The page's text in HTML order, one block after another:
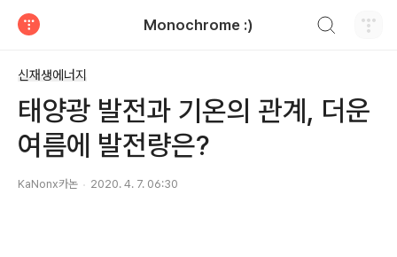
Monochrome :)
신재생에너지
태양광 발전과 기온의 관계, 더운
여름에 발전량은?
KaNonx카논 2020. 4. 7. 06:30